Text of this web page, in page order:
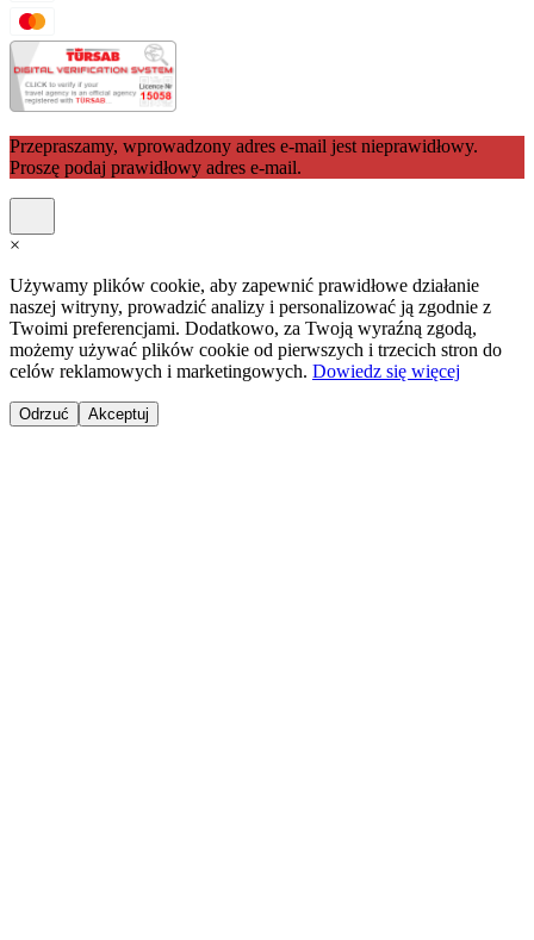
Przepraszamy, wprowadzony adres e-mail jest nieprawidłowy.
Proszę podaj prawidłowy adres e-mail.
×
Używamy plików cookie, aby zapewnić prawidłowe działanie
naszej witryny, prowadzić analizy i personalizować ją zgodnie z
Twoimi preferencjami. Dodatkowo, za Twoją wyraźną zgodą,
możemy używać plików cookie od pierwszych i trzecich stron do
celów reklamowych i marketingowych. Dowiedz się więcej
Odrzuć Akceptuj